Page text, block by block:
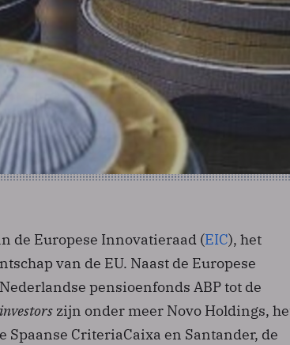
de Europese Innovatieraad (EIC), het
van de EU. Naast de Europese
pensioenfonds ABP tot de
zijn onder meer Novo Holdings,
Spaanse CriteriaCaixa en Santander, de